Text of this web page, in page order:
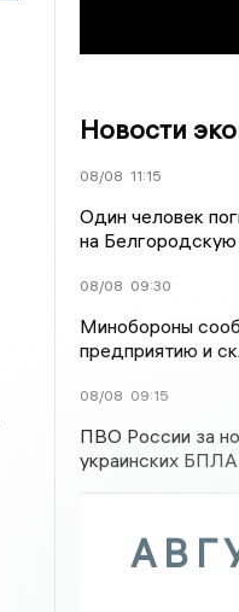
Новости
08/08 11:15
Один человек
на Белгородскую
08/08 09:30
Минобороны
предприятию и
08/08 09:15
ПВО России за
украинских БПЛА